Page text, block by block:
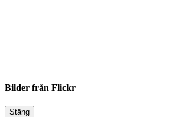
Bilder från Flickr
Stäng